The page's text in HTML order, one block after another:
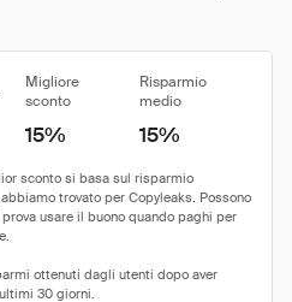
Migliore
sconto
Risparmio
medio
15% 15%